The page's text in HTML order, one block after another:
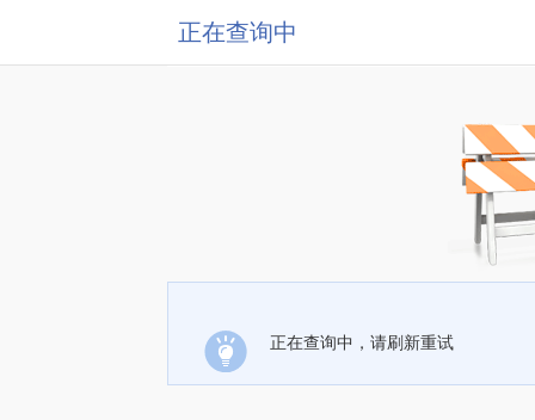
正在查询中
正在查询中，请刷新重试